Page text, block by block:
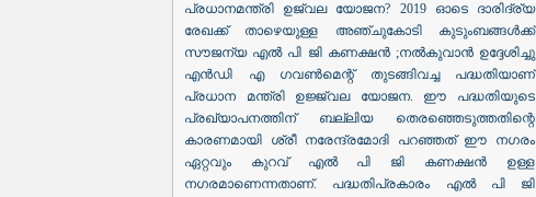
പ്രധാനമന്ത്രി ഉജ്വല യോജന? 2019 ഓടെ ദാരിദ്ര്യ
രേഖക്ക് താഴെയുള്ള അഞ്ചുകോടി കുടുംബങ്ങൾക്ക്
സൗജന്യ എൽ പി ജി കണക്ഷൻ ;നൽകുവാൻ ഉദ്ദേശിച്ചു
എൻഡി എ ഗവൺമെന്റ് തുടങ്ങിവച്ച പദ്ധതിയാണ്
പ്രധാന മന്ത്രി ഉജ്ജ്വല യോജന. ഈ പദ്ധതിയുടെ
പ്രഖ്യാപനത്തിന് ബല്ലിയ തെരഞ്ഞെടുത്തതിന്റെ
കാരണമായി ശ്രീ നരേന്ദ്രമോദി പറഞ്ഞത് ഈ നഗരം
ഏറ്റവും കുറവ് എൽ പി ജി കണക്ഷൻ ഉള്ള
നഗരമാണെന്നതാണ്. പദ്ധതിപ്രകാരം എൽ പി ജി